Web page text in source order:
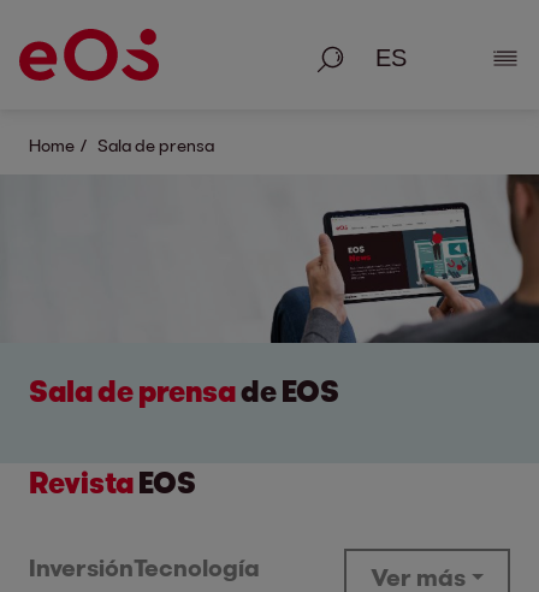
Busque en
Home Sala de prensa
Sala de prensade EOS
RevistaEOS
InversiónTecnología Ver más